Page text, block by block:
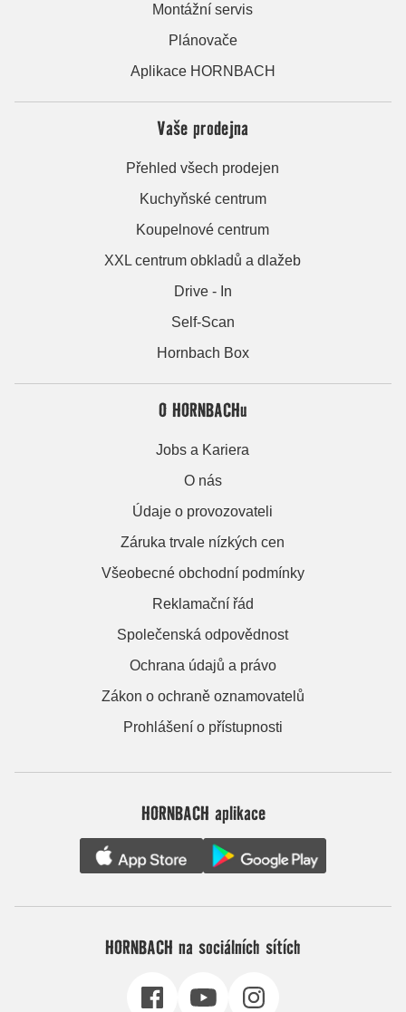
Montážní servis
Plánovače
Aplikace HORNBACH
Vaše prodejna
Přehled všech prodejen
Kuchyňské centrum
Koupelnové centrum
XXL centrum obkladů a dlažeb
Drive - In
Self-Scan
Hornbach Box
O HORNBACHu
Jobs a Kariera
O nás
Údaje o provozovateli
Záruka trvale nízkých cen
Všeobecné obchodní podmínky
Reklamační řád
Společenská odpovědnost
Ochrana údajů a právo
Zákon o ochraně oznamovatelů
Prohlášení o přístupnosti
HORNBACH aplikace
HORNBACH na sociálních sítích